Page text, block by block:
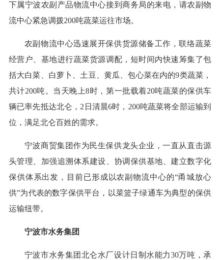
下属宁波农副产品物流中心接到商务局的来电，请农副物
流中心紧急调拨200吨蔬菜运往市场。
农副物流中心迅速展开保供货源储备工作，联络蔬菜
经营户、基地进行蔬菜货源调配，短时间内快速筹集了包
括大白菜、白萝卜、土豆、黄瓜、包心菜在内的9类蔬菜，
共计200吨。当天晚上8时，第一批载着20吨蔬菜的保供车
辆已率先抵达北仑，2日清晨6时，200吨蔬菜将全部运输到
位，满足北仑百姓的需求。
宁波商贸集团作为民生保供龙头企业，一直从直击源
头管理、加强追溯体系建设、协调保供基地、建立数字化
保供体系出发，目前已形成以农副物流中心的“甬城放心
供”为代表的数字保供平台，以菜篮子绿通车为典型的保供
运输纽带。
宁波市水务集团
宁波市水务集团北仑水厂设计日制水能力30万吨，承